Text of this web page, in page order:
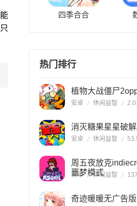
四季合合
热门排行
植物大战僵尸
安卓 休闲益智
消灭糖果星星破
安卓 休闲益智
周五夜放克
噩梦模式
安卓 休闲益智
奇迹暖暖无广告版